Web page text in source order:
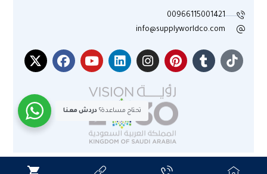
00966115001421
info@supplyworldco.com
جميع الحقوق محفوظة لموقع عالم التوريد © 2025م
تحتاج مساعدة؟ دردش معنا